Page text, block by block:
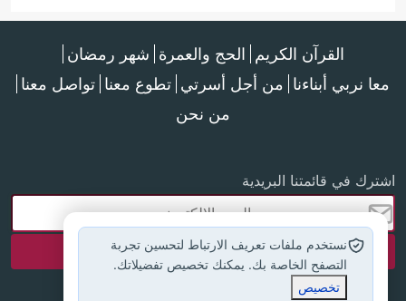
القرآن الكريم الحج والعمرة شهر رمضان
معا نربي أبناءنا من أجل أسرتي تطوع معنا تواصل معنا
من نحن
اشترك في قائمتنا البريدية
نستخدم ملفات تعريف الارتباط لتحسين تجربة
التصفح الخاصة بك. يمكنك تخصيص تفضيلاتك.
تخصيص